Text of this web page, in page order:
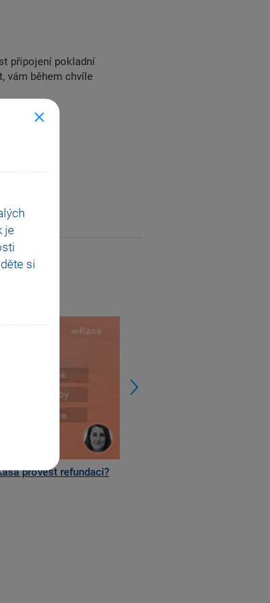
je
si
připojení pokladní
vám během chvíle
provést refundaci?